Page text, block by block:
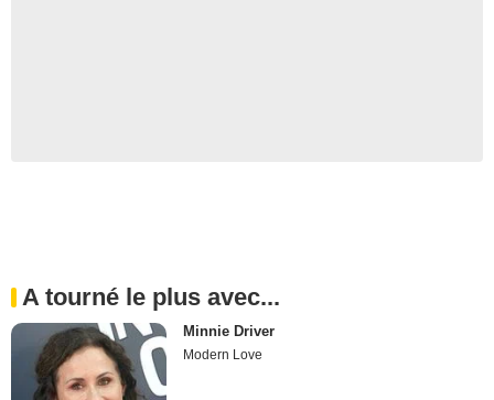
A tourné le plus avec...
Minnie Driver
Modern Love